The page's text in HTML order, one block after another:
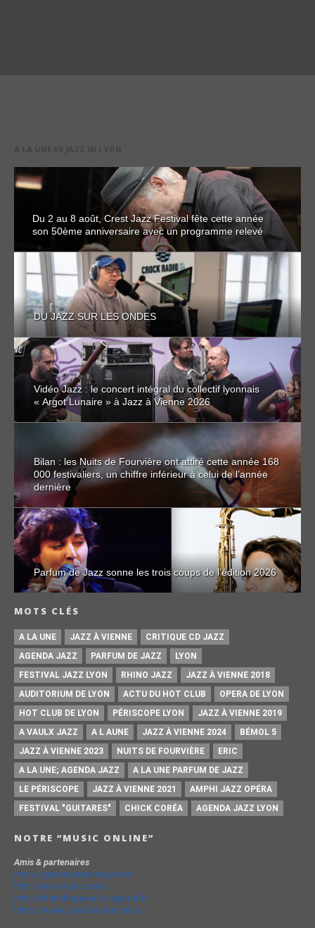
Du 2 au 8 août, Crest Jazz Festival fête cette année
son 50ème anniversaire avec un programme relevé
DU JAZZ SUR LES ONDES
Vidéo Jazz : le concert intégral du collectif lyonnais
« Argot Lunaire » à Jazz à Vienne 2026
Bilan : les Nuits de Fourvière ont attiré cette année 168
000 festivaliers, un chiffre inférieur à celui de l’année
dernière
Parfum de Jazz sonne les trois coups de l’édition 2026
MOTS CLÉS
A LA UNE JAZZ À VIENNE
CRITIQUE CD JAZZ
AGENDA JAZZ
PARFUM DE JAZZ
LYON
FESTIVAL JAZZ LYON
RHINO JAZZ
JAZZ À VIENNE 2018
AUDITORIUM DE LYON
ACTU DU HOT CLUB
OPERA DE LYON
HOT CLUB DE LYON
PÉRISCOPE LYON
JAZZ À VIENNE 2019
A VAULX JAZZ
A L AUNE JAZZ À VIENNE 2024
BÉMOL 5
JAZZ À VIENNE 2023
NUITS DE FOURVIÈRE
ERIC
A LA UNE; AGENDA JAZZ
A LA UNE PARFUM DE JAZZ
LE PÉRISCOPE
JAZZ À VIENNE 2021
AMPHI JAZZ OPÉRA
FESTIVAL "GUITARES"
CHICK CORÉA AGENDA JAZZ LYON
NOTRE “MUSIC ONLINE”
Amis & partenaires
https://groovesidestory.com/
http://lyon-music.com/
http://chrischarpenel.blogspot.fr
https://www.yvesdorison.net/q-r